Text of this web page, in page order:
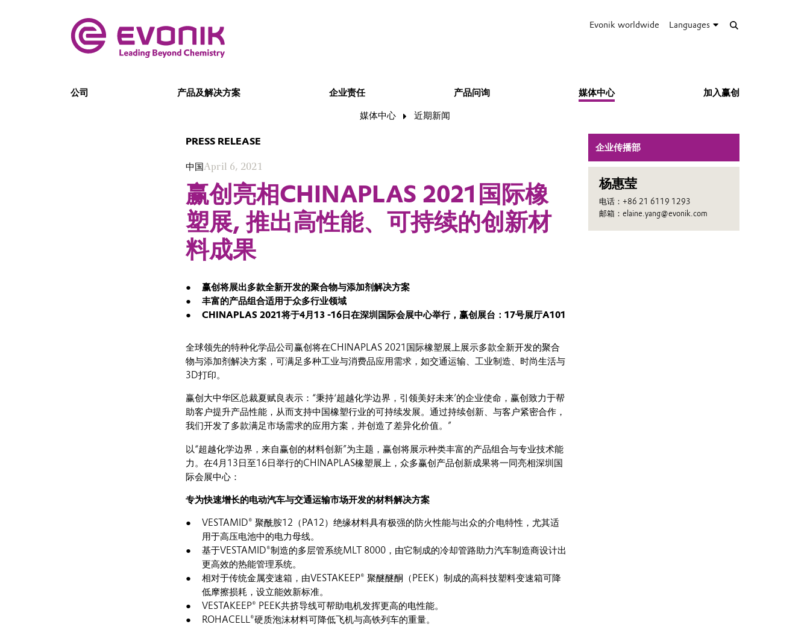
Evonik worldwide Languages
公司 产品及解决方案 企业责任 产品问询 媒体中心 加入赢创
媒体中心 近期新闻
企业传播部
杨惠莹
电话：+86 21 6119 1293
邮箱：elaine.yang@evonik.com
PRESS RELEASE
中国April 6, 2021
赢创亮相CHINAPLAS 2021国际橡
塑展, 推出高性能、可持续的创新材
料成果
赢创将展出多款全新开发的聚合物与添加剂解决方案
丰富的产品组合适用于众多行业领域
CHINAPLAS 2021将于4月13 -16日在深圳国际会展中心举行，赢创展台：17号展厅A101
全球领先的特种化学品公司赢创将在CHINAPLAS 2021国际橡塑展上展示多款全新开发的聚合
物与添加剂解决方案，可满足多种工业与消费品应用需求，如交通运输、工业制造、时尚生活与
3D打印。
赢创大中华区总裁夏赋良表示：“秉持‘超越化学边界，引领美好未来’的企业使命，赢创致力于帮
助客户提升产品性能，从而支持中国橡塑行业的可持续发展。通过持续创新、与客户紧密合作，
我们开发了多款满足市场需求的应用方案，并创造了差异化价值。”
以“超越化学边界，来自赢创的材料创新”为主题，赢创将展示种类丰富的产品组合与专业技术能
力。在4月13日至16日举行的CHINAPLAS橡塑展上，众多赢创产品创新成果将一同亮相深圳国
际会展中心：
专为快速增长的电动汽车与交通运输市场开发的材料解决方案
VESTAMID® 聚酰胺12（PA12）绝缘材料具有极强的防火性能与出众的介电特性，尤其适
用于高压电池中的电力母线。
基于VESTAMID®制造的多层管系统MLT 8000，由它制成的冷却管路助力汽车制造商设计出
更高效的热能管理系统。
相对于传统金属变速箱，由VESTAKEEP® 聚醚醚酮（PEEK）制成的高科技塑料变速箱可降
低摩擦损耗，设立能效新标准。
VESTAKEEP® PEEK共挤导线可帮助电机发挥更高的电性能。
ROHACELL®硬质泡沫材料可降低飞机与高铁列车的重量。